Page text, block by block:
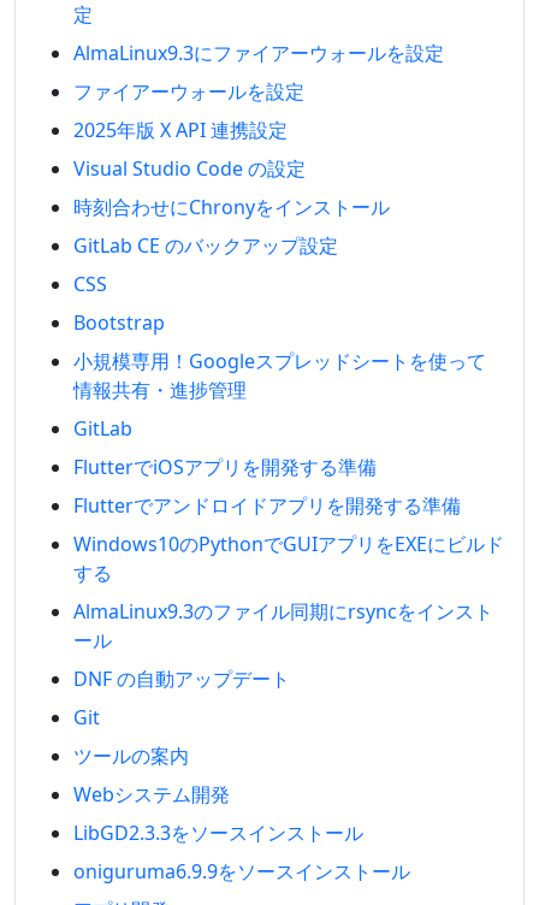
定
AlmaLinux9.3にファイアーウォールを設定
ファイアーウォールを設定
2025年版 X API 連携設定
Visual Studio Code の設定
時刻合わせにChronyをインストール
GitLab CE のバックアップ設定
CSS
Bootstrap
小規模専用！Googleスプレッドシートを使って
情報共有・進捗管理
GitLab
FlutterでiOSアプリを開発する準備
Flutterでアンドロイドアプリを開発する準備
Windows10のPythonでGUIアプリをEXEにビルド
する
AlmaLinux9.3のファイル同期にrsyncをインスト
ール
DNF の自動アップデート
Git
ツールの案内
Webシステム開発
LibGD2.3.3をソースインストール
oniguruma6.9.9をソースインストール